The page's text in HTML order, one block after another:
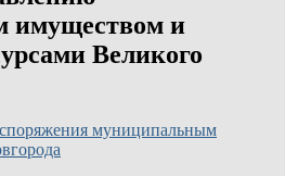
имуществом и
Великого
муниципальным